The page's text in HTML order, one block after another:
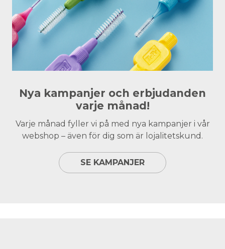
Nya kampanjer och erbjudanden
varje månad!
Varje månad fyller vi på med nya kampanjer i vår
webshop – även för dig som är lojalitetskund.
SE KAMPANJER